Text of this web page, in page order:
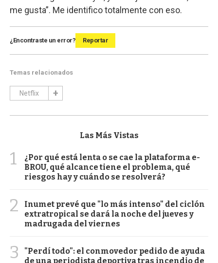
me gusta”. Me identifico totalmente con eso.
¿Encontraste un error? Reportar
Temas relacionados
Netflix
Las Más Vistas
1
¿Por qué está lenta o se cae la plataforma e-
BROU, qué alcance tiene el problema, qué
riesgos hay y cuándo se resolverá?
2
Inumet prevé que "lo más intenso" del ciclón
extratropical se dará la noche del jueves y
madrugada del viernes
3
"Perdí todo": el conmovedor pedido de ayuda
de una periodista deportiva tras incendio de